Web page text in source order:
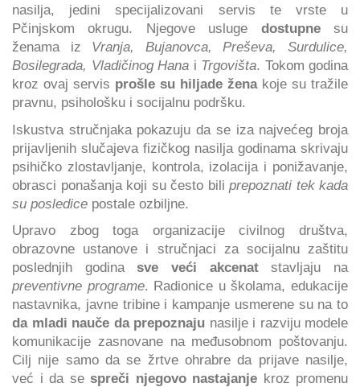
nasilja, jedini specijalizovani servis te vrste u
Pčinjskom okrugu. Njegove usluge dostupnesu
ženama iz Vranja, Bujanovca, Preševa, Surdulice,
Bosilegrada, Vladičinog Hana i Trgovišta. Tokom godina
kroz ovaj servis prošle su hiljade ženakoje su tražile
pravnu, psihološku i socijalnu podršku.
Iskustva stručnjaka pokazuju da se iza najvećeg broja
prijavljenih slučajeva fizičkog nasilja godinama skrivaju
psihičko zlostavljanje, kontrola, izolacija i ponižavanje,
obrasci ponašanja koji su često bili prepoznati tek kada
su posledice postale ozbiljne.
Upravo zbog toga organizacije civilnog društva,
obrazovne ustanove i stručnjaci za socijalnu zaštitu
poslednjih godinasve veći akcenatstavljaju na
preventivne programe. Radionice u školama, edukacije
nastavnika, javne tribine i kampanje usmerene su na to
da mladi nauče da prepoznaju nasilje i razviju modele
komunikacije zasnovane na međusobnom poštovanju.
Cilj nije samo da se žrtve ohrabre da prijave nasilje,
već i da se spreči njegovo nastajanje kroz promenu